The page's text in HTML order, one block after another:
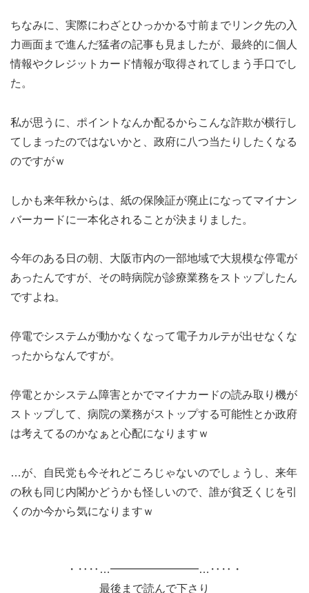
ちなみに、実際にわざとひっかかる寸前までリンク先の入
力画面まで進んだ猛者の記事も見ましたが、最終的に個人
情報やクレジットカード情報が取得されてしまう手口でし
た。
私が思うに、ポイントなんか配るからこんな詐欺が横行し
てしまったのではないかと、政府に八つ当たりしたくなる
のですがｗ
しかも来年秋からは、紙の保険証が廃止になってマイナン
バーカードに一本化されることが決まりました。
今年のある日の朝、大阪市内の一部地域で大規模な停電が
あったんですが、その時病院が診療業務をストップしたん
ですよね。
停電でシステムが動かなくなって電子カルテが出せなくな
ったからなんですが。
停電とかシステム障害とかでマイナカードの読み取り機が
ストップして、病院の業務がストップする可能性とか政府
は考えてるのかなぁと心配になりますｗ
…が、自民党も今それどころじゃないのでしょうし、来年
の秋も同じ内閣かどうかも怪しいので、誰が貧乏くじを引
くのか今から気になりますｗ
・‥‥…━━━━━━━━…‥‥・
最後まで読んで下さり